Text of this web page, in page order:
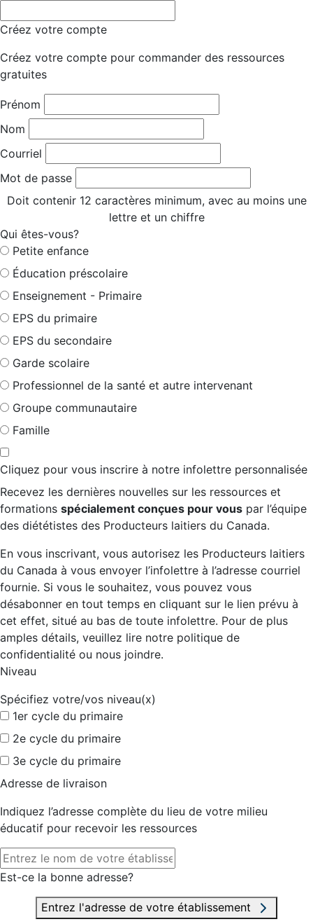
Créez votre compte
Créez votre compte pour commander des ressources
gratuites
Prénom
Nom
Courriel
Mot de passe
Doit contenir 12 caractères minimum, avec au moins une
lettre et un chiffre
Qui êtes-vous?
Petite enfance
Éducation préscolaire
Enseignement - Primaire
EPS du primaire
EPS du secondaire
Garde scolaire
Professionnel de la santé et autre intervenant
Groupe communautaire
Famille
Cliquez pour vous inscrire à notre infolettre personnalisée
Recevez les dernières nouvelles sur les ressources et
formations spécialement conçues pour vous par l’équipe
des diététistes des Producteurs laitiers du Canada.
En vous inscrivant, vous autorisez les Producteurs laitiers
du Canada à vous envoyer l’infolettre à l’adresse courriel
fournie. Si vous le souhaitez, vous pouvez vous
désabonner en tout temps en cliquant sur le lien prévu à
cet effet, situé au bas de toute infolettre. Pour de plus
amples détails, veuillez lire notre politique de
confidentialité ou nous joindre.
Niveau
Spécifiez votre/vos niveau(x)
1er cycle du primaire
2e cycle du primaire
3e cycle du primaire
Adresse de livraison
Indiquez l’adresse complète du lieu de votre milieu
éducatif pour recevoir les ressources
Est-ce la bonne adresse?
Entrez l'adresse de votre établissement